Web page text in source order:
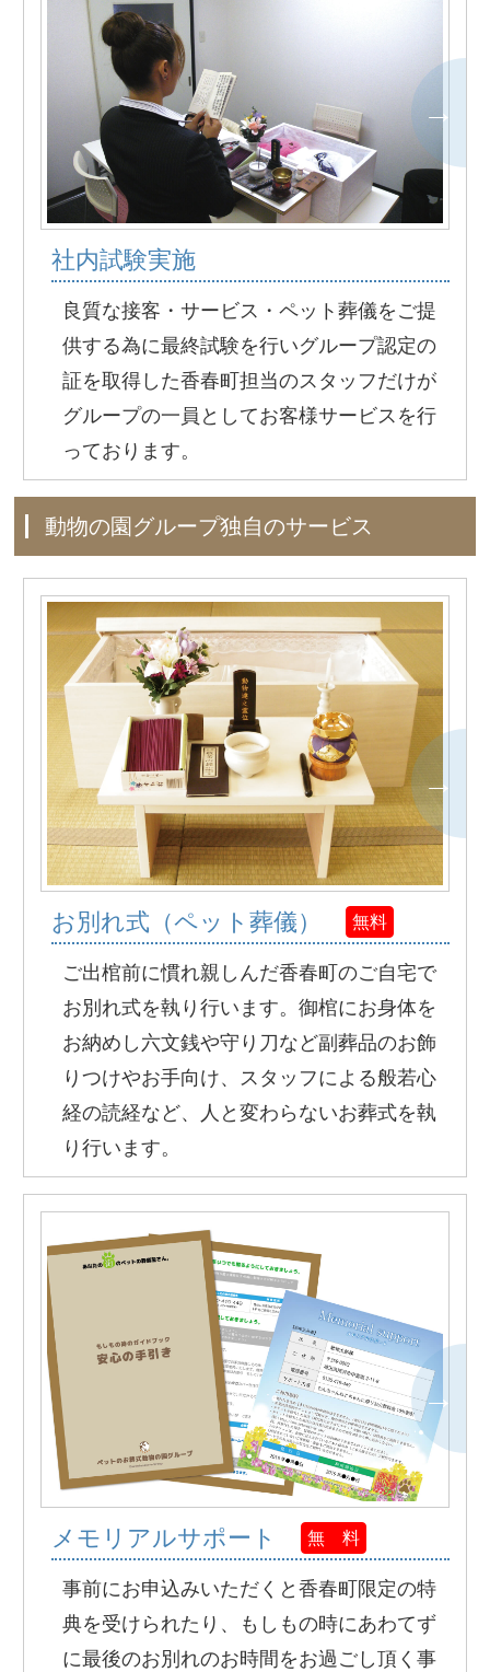
社内試験実施
良質な接客・サービス・ペット葬儀をご提
供する為に最終試験を行いグループ認定の
証を取得した香春町担当のスタッフだけが
グループの一員としてお客様サービスを行
っております。
動物の園グループ独自のサービス
お別れ式（ペット葬儀） 無料
ご出棺前に慣れ親しんだ香春町のご自宅で
お別れ式を執り行います。御棺にお身体を
お納めし六文銭や守り刀など副葬品のお飾
りつけやお手向け、スタッフによる般若心
経の読経など、人と変わらないお葬式を執
り行います。
メモリアルサポート 無 料
事前にお申込みいただくと香春町限定の特
典を受けられたり、もしもの時にあわてず
に最後のお別れのお時間をお過ごし頂く事